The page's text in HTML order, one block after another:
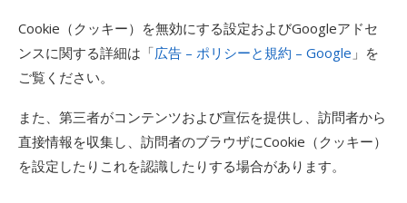
Cookie（クッキー）を無効にする設定およびGoogleアドセ
ンスに関する詳細は「広告 – ポリシーと規約 – Google 」を
ご覧ください。
また、第三者がコンテンツおよび宣伝を提供し、訪問者から
直接情報を収集し、訪問者のブラウザにCookie（クッキー）
を設定したりこれを認識したりする場合があります。